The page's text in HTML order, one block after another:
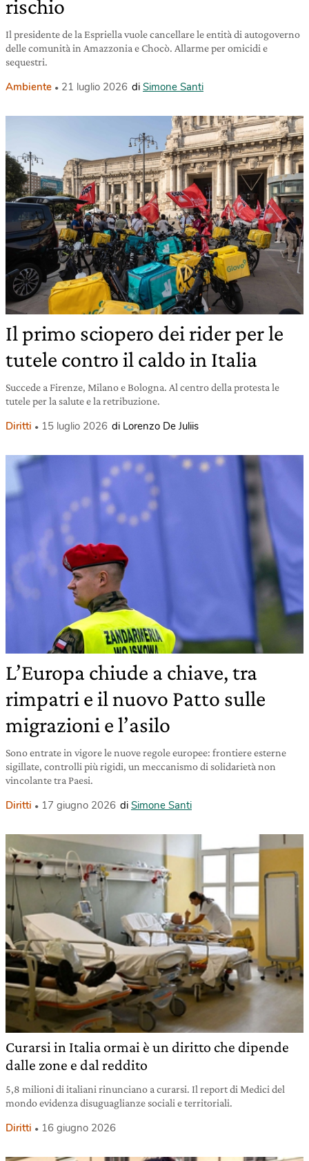
rischio
Il presidente de la Espriella vuole cancellare le entità di autogoverno
delle comunità in Amazzonia e Chocò. Allarme per omicidi e
sequestri.
Ambiente 21 luglio 2026 di Simone Santi
Il primo sciopero dei rider per le
tutele contro il caldo in Italia
Succede a Firenze, Milano e Bologna. Al centro della protesta le
tutele per la salute e la retribuzione.
Diritti 15 luglio 2026 di Lorenzo De Juliis
L’Europa chiude a chiave, tra
rimpatri e il nuovo Patto sulle
migrazioni e l’asilo
Sono entrate in vigore le nuove regole europee: frontiere esterne
sigillate, controlli più rigidi, un meccanismo di solidarietà non
vincolante tra Paesi.
Diritti 17 giugno 2026 di Simone Santi
Curarsi in Italia ormai è un diritto che dipende
dalle zone e dal reddito
5,8 milioni di italiani rinunciano a curarsi. Il report di Medici del
mondo evidenza disuguaglianze sociali e territoriali.
Diritti 16 giugno 2026